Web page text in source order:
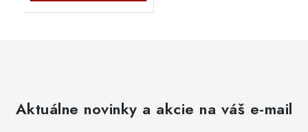
Aktuálne novinky a akcie na váš e-mail